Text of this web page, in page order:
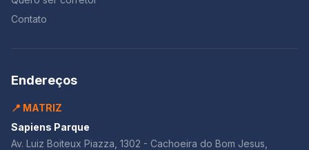
Contato
Endereços
📍 MATRIZ
Sapiens Parque
Av. Luiz Boiteux Piazza, 1302 - Cachoeira do Bom Jesus,